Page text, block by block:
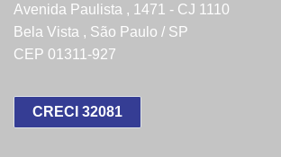
Avenida Paulista , 1471 - CJ 1110
Bela Vista , São Paulo / SP
CEP 01311-927
CRECI 32081